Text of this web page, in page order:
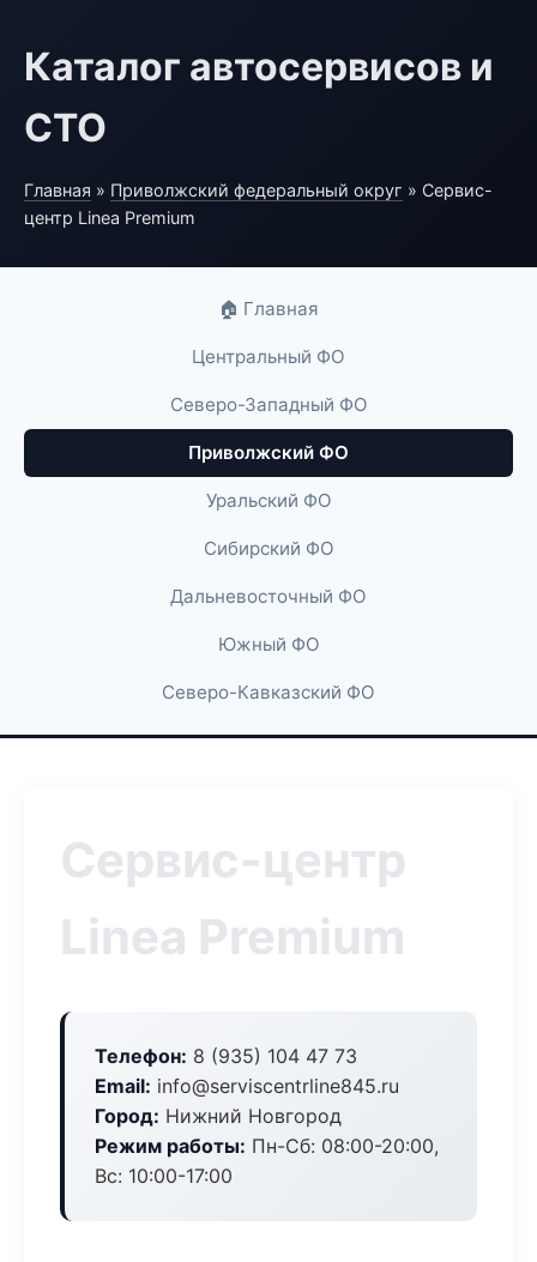
Каталог автосервисов и
СТО
Главная » Приволжский федеральный округ » Сервис-
центр Linea Premium
🏠 Главная
Центральный ФО
Северо-Западный ФО
Приволжский ФО
Уральский ФО
Сибирский ФО
Дальневосточный ФО
Южный ФО
Северо-Кавказский ФО
Сервис-центр
Linea Premium
Телефон: 8 (935) 104 47 73
Email: info@serviscentrline845.ru
Город: Нижний Новгород
Режим работы: Пн-Сб: 08:00-20:00,
Вс: 10:00-17:00